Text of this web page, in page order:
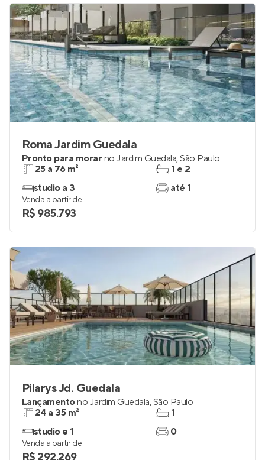
Roma Jardim Guedala
Pronto para morar no Jardim Guedala,São Paulo
25 a 76 m²
studio a 3
1 e 2
até 1
Venda a partir de
R$ 985.793
Pilarys Jd. Guedala
Lançamentono Jardim Guedala,São Paulo
24 a 35 m²
studio e 1
1
0
Venda a partir de